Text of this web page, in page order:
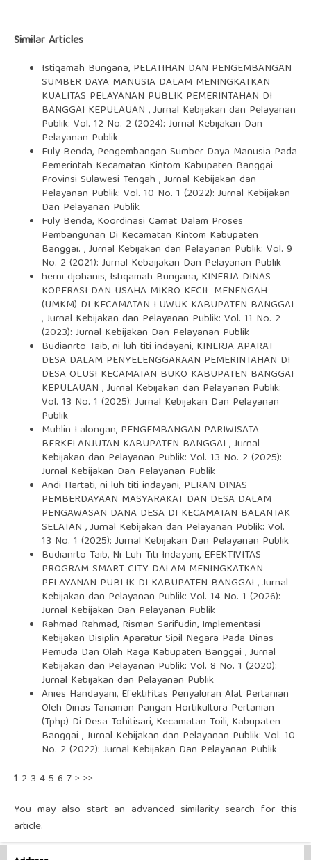
Similar Articles
Istiqamah Bungana, PELATIHAN DAN PENGEMBANGAN
SUMBER DAYA MANUSIA DALAM MENINGKATKAN
KUALITAS PELAYANAN PUBLIK PEMERINTAHAN DI
BANGGAI KEPULAUAN ,Jurnal Kebijakan dan Pelayanan
Publik: Vol. 12 No. 2 (2024): Jurnal Kebijakan Dan
Pelayanan Publik
Fuly Benda, Pengembangan Sumber Daya Manusia Pada
Pemerintah Kecamatan Kintom Kabupaten Banggai
Provinsi Sulawesi Tengah ,Jurnal Kebijakan dan
Pelayanan Publik: Vol. 10 No. 1 (2022): Jurnal Kebijakan
Dan Pelayanan Publik
Fuly Benda, Koordinasi Camat Dalam Proses
Pembangunan Di Kecamatan Kintom Kabupaten
Banggai. ,Jurnal Kebijakan dan Pelayanan Publik: Vol. 9
No. 2 (2021): Jurnal Kebaijakan Dan Pelayanan Publik
herni djohanis, Istiqamah Bungana, KINERJA DINAS
KOPERASI DAN USAHA MIKRO KECIL MENENGAH
(UMKM) DI KECAMATAN LUWUK KABUPATEN BANGGAI
,Jurnal Kebijakan dan Pelayanan Publik: Vol. 11 No. 2
(2023): Jurnal Kebijakan Dan Pelayanan Publik
Budianrto Taib, ni luh titi indayani, KINERJA APARAT
DESA DALAM PENYELENGGARAAN PEMERINTAHAN DI
DESA OLUSI KECAMATAN BUKO KABUPATEN BANGGAI
KEPULAUAN ,Jurnal Kebijakan dan Pelayanan Publik:
Vol. 13 No. 1 (2025): Jurnal Kebijakan Dan Pelayanan
Publik
Muhlin Lalongan, PENGEMBANGAN PARIWISATA
BERKELANJUTAN KABUPATEN BANGGAI ,Jurnal
Kebijakan dan Pelayanan Publik: Vol. 13 No. 2 (2025):
Jurnal Kebijakan Dan Pelayanan Publik
Andi Hartati, ni luh titi indayani, PERAN DINAS
PEMBERDAYAAN MASYARAKAT DAN DESA DALAM
PENGAWASAN DANA DESA DI KECAMATAN BALANTAK
SELATAN ,Jurnal Kebijakan dan Pelayanan Publik: Vol.
13 No. 1 (2025): Jurnal Kebijakan Dan Pelayanan Publik
Budianrto Taib, Ni Luh Titi Indayani, EFEKTIVITAS
PROGRAM SMART CITY DALAM MENINGKATKAN
PELAYANAN PUBLIK DI KABUPATEN BANGGAI ,Jurnal
Kebijakan dan Pelayanan Publik: Vol. 14 No. 1 (2026):
Jurnal Kebijakan Dan Pelayanan Publik
Rahmad Rahmad, Risman Sarifudin, Implementasi
Kebijakan Disiplin Aparatur Sipil Negara Pada Dinas
Pemuda Dan Olah Raga Kabupaten Banggai ,Jurnal
Kebijakan dan Pelayanan Publik: Vol. 8 No. 1 (2020):
Jurnal Kebijakan dan Pelayanan Publik
Anies Handayani, Efektifitas Penyaluran Alat Pertanian
Oleh Dinas Tanaman Pangan Hortikultura Pertanian
(Tphp) Di Desa Tohitisari, Kecamatan Toili, Kabupaten
Banggai ,Jurnal Kebijakan dan Pelayanan Publik: Vol. 10
No. 2 (2022): Jurnal Kebijakan Dan Pelayanan Publik
1 2 3 45 6 7> >>
You may also start an advanced similarity search for this
article.